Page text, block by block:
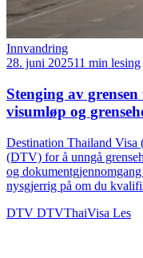
Innvandring
28. juni 202511 min lesing
Stenging av
visumløp og
Destination Thailand
(DTV) for å unngå
og
nysgjerrig på om du
DTV DTVThaiVisa Les